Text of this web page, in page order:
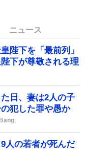
ニュース
陛下を「最前列」
下が尊敬される理
日、妻は2人の子
犯した罪や愚か
人の若者が死んだ